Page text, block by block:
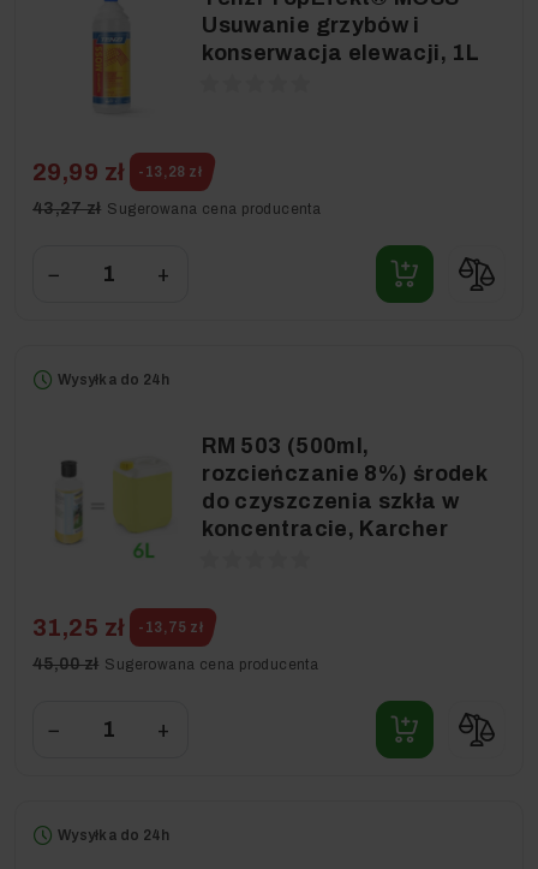
Usuwanie grzybów i
konserwacja elewacji, 1L
29,99 zł -13,28 zł
43,27 zł Sugerowana cena producenta
− +
Wysyłka do 24h
RM 503 (500ml,
rozcieńczanie 8%) środek
do czyszczenia szkła w
koncentracie, Karcher
31,25 zł -13,75 zł
45,00 zł Sugerowana cena producenta
− +
Wysyłka do 24h